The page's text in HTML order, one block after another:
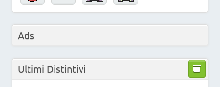
Ads
Ultimi Distintivi